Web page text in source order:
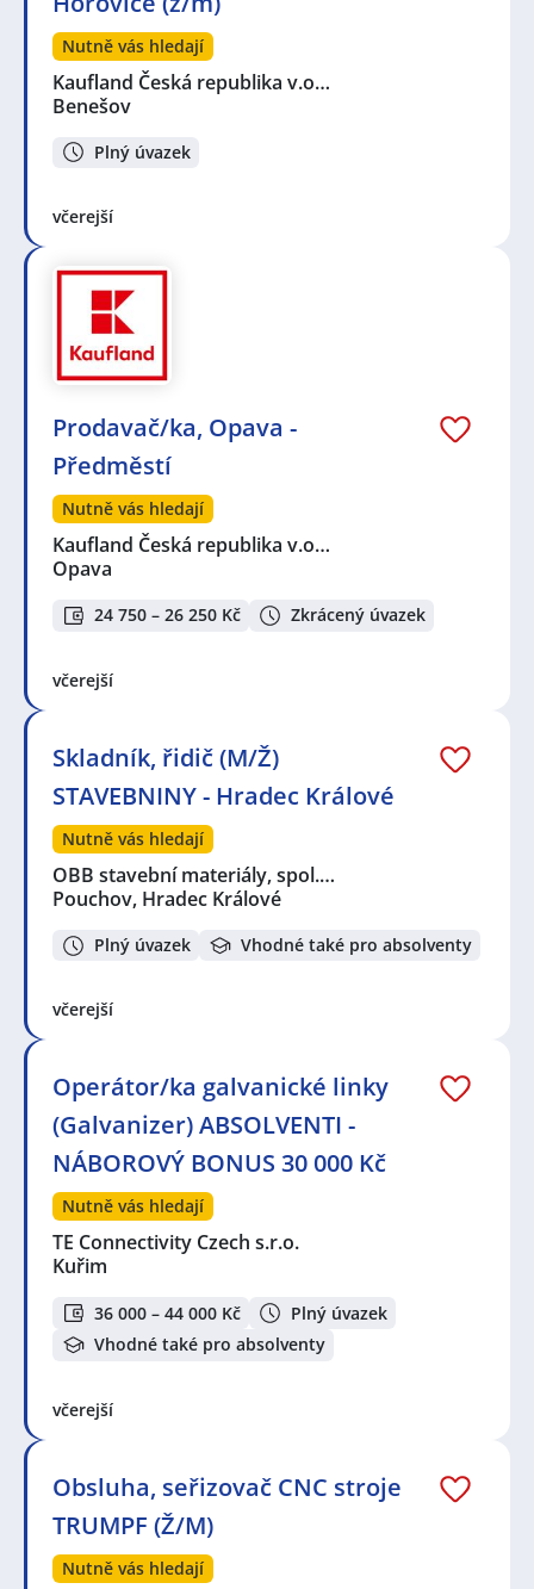
Nutně vás hledají
Kaufland Česká republika v.o…
Benešov
Plný úvazek
včerejší
Prodavač/ka, Opava -
Předměstí
Nutně vás hledají
Kaufland Česká republika v.o…
Opava
24 750 – 26 250 Kč Zkrácený úvazek
včerejší
Skladník, řidič (M/Ž)
STAVEBNINY - Hradec Králové
Nutně vás hledají
OBB stavební materiály, spol.…
Pouchov, Hradec Králové
Plný úvazek Vhodné také pro absolventy
včerejší
Operátor/ka galvanické linky
(Galvanizer) ABSOLVENTI -
NÁBOROVÝ BONUS 30 000 Kč
Nutně vás hledají
TE Connectivity Czech s.r.o.
Kuřim
36 000 – 44 000 Kč
Plný úvazek
Vhodné také pro absolventy
včerejší
Obsluha, seřizovač CNC stroje
TRUMPF (Ž/M)
Nutně vás hledají